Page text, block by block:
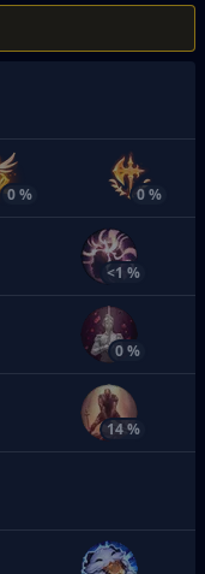
0 % 0 %
<1 %
0 %
14 %